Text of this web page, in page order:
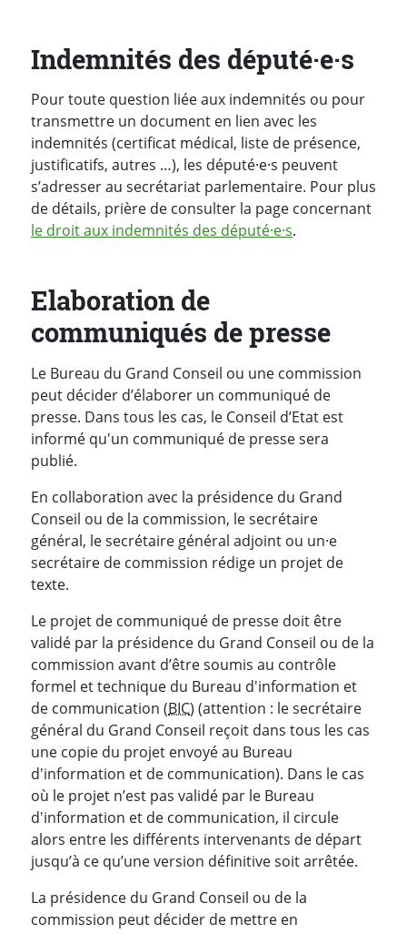
Indemnités des député·e·s
Pour toute question liée aux indemnités ou pour
transmettre un document en lien avec les
indemnités (certificat médical, liste de présence,
justificatifs, autres …), les député·e·s peuvent
s’adresser au secrétariat parlementaire. Pour plus
de détails, prière de consulter la page concernant
le droit aux indemnités des député·e·s.
Elaboration de
communiqués de presse
Le Bureau du Grand Conseil ou une commission
peut décider d’élaborer un communiqué de
presse. Dans tous les cas, le Conseil d’Etat est
informé qu'un communiqué de presse sera
publié.
En collaboration avec la présidence du Grand
Conseil ou de la commission, le secrétaire
général, le secrétaire général adjoint ou un·e
secrétaire de commission rédige un projet de
texte.
Le projet de communiqué de presse doit être
validé par la présidence du Grand Conseil ou de la
commission avant d’être soumis au contrôle
formel et technique du Bureau d'information et
de communication (BIC) (attention : le secrétaire
général du Grand Conseil reçoit dans tous les cas
une copie du projet envoyé au Bureau
d'information et de communication). Dans le cas
où le projet n’est pas validé par le Bureau
d'information et de communication, il circule
alors entre les différents intervenants de départ
jusqu’à ce qu’une version définitive soit arrêtée.
La présidence du Grand Conseil ou de la
commission peut décider de mettre en